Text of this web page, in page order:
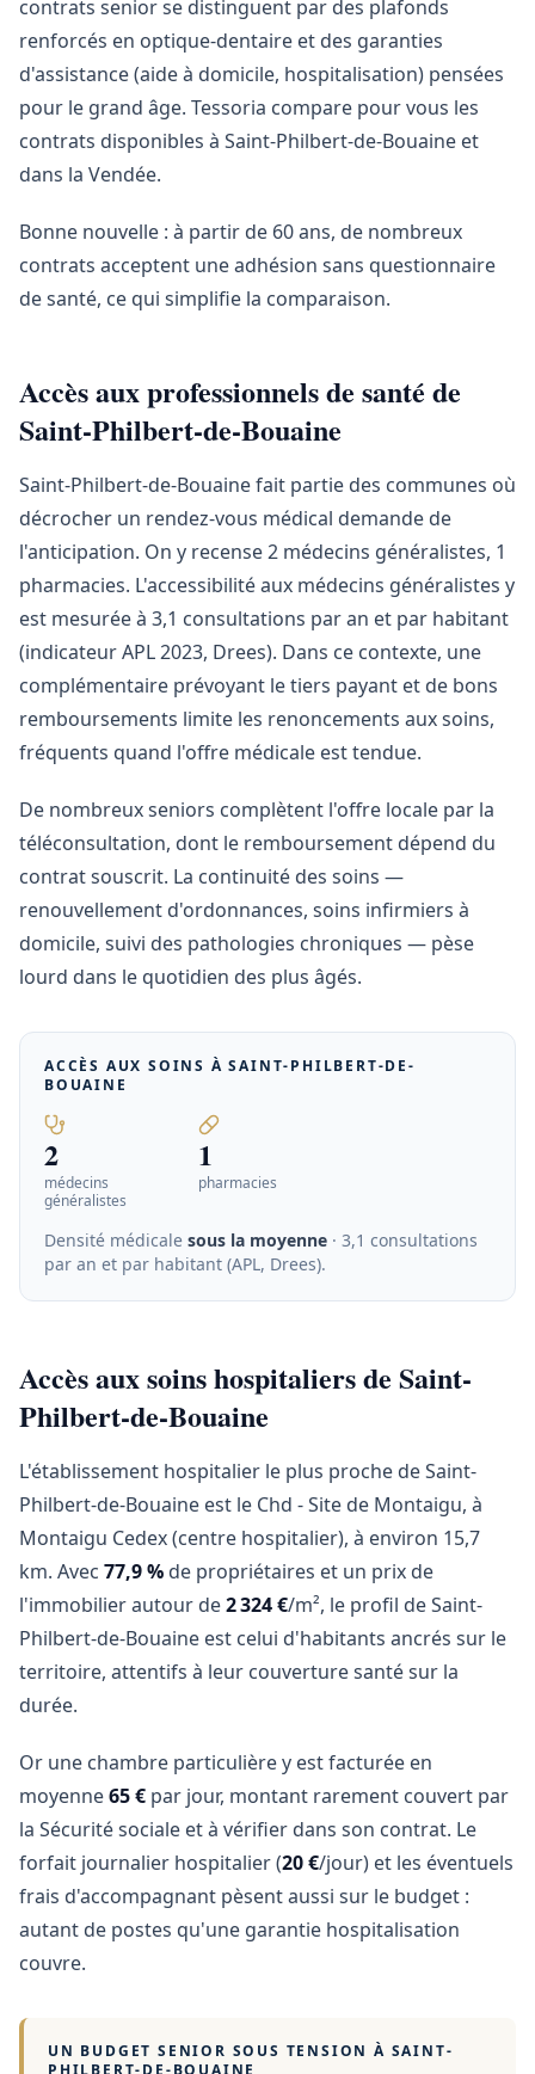
contrats senior se distinguent par des plafonds
renforcés en optique-dentaire et des garanties
d'assistance (aide à domicile, hospitalisation) pensées
pour le grand âge. Tessoria compare pour vous les
contrats disponibles à Saint-Philbert-de-Bouaine et
dans la Vendée.
Bonne nouvelle : à partir de 60 ans, de nombreux
contrats acceptent une adhésion sans questionnaire
de santé, ce qui simplifie la comparaison.
Accès aux professionnels de santé de
Saint-Philbert-de-Bouaine
Saint-Philbert-de-Bouaine fait partie des communes où
décrocher un rendez-vous médical demande de
l'anticipation. On y recense 2 médecins généralistes, 1
pharmacies. L'accessibilité aux médecins généralistes y
est mesurée à 3,1 consultations par an et par habitant
(indicateur APL 2023, Drees). Dans ce contexte, une
complémentaire prévoyant le tiers payant et de bons
remboursements limite les renoncements aux soins,
fréquents quand l'offre médicale est tendue.
De nombreux seniors complètent l'offre locale par la
téléconsultation, dont le remboursement dépend du
contrat souscrit. La continuité des soins —
renouvellement d'ordonnances, soins infirmiers à
domicile, suivi des pathologies chroniques — pèse
lourd dans le quotidien des plus âgés.
ACCÈS AUX SOINS ÀSAINT-PHILBERT-DE-
BOUAINE
2
médecins
généralistes
1
pharmacies
Densité médicale sous la moyenne · 3,1 consultations
par an et par habitant (APL, Drees).
Accès aux soins hospitaliers de Saint-
Philbert-de-Bouaine
L'établissement hospitalier le plus proche de Saint-
Philbert-de-Bouaine est le Chd - Site de Montaigu, à
Montaigu Cedex (centre hospitalier), à environ 15,7
km. Avec 77,9 % de propriétaires et un prix de
l'immobilier autour de2 324 €/m², le profil de Saint-
Philbert-de-Bouaine est celui d'habitants ancrés sur le
territoire, attentifs à leur couverture santé sur la
durée.
Or une chambre particulière y est facturée en
moyenne65 € par jour, montant rarement couvert par
la Sécurité sociale et à vérifier dans son contrat. Le
forfait journalier hospitalier (20 €/jour) et les éventuels
frais d'accompagnant pèsent aussi sur le budget :
autant de postes qu'une garantie hospitalisation
couvre.
UN BUDGET SENIOR SOUS TENSION À SAINT-
PHILBERT-DE-BOUAINE